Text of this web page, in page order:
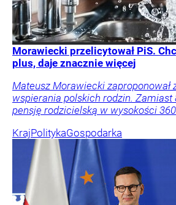
Morawiecki przelicytował PiS.
plus, daje znacznie więcej
Mateusz Morawiecki zaproponował
wspierania polskich rodzin. Zamiast
pensję rodzicielską w wysokości
KrajPolitykaGospodarka